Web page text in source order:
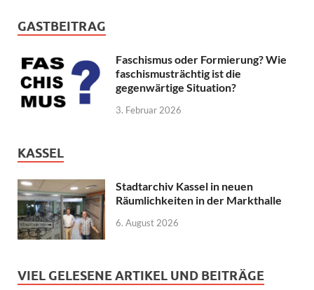
GASTBEITRAG
Faschismus oder Formierung? Wie
faschismusträchtig ist die
gegenwärtige Situation?
3. Februar 2026
KASSEL
Stadtarchiv Kassel in neuen
Räumlichkeiten in der Markthalle
6. August 2026
VIEL GELESENE ARTIKEL UND BEITRÄGE